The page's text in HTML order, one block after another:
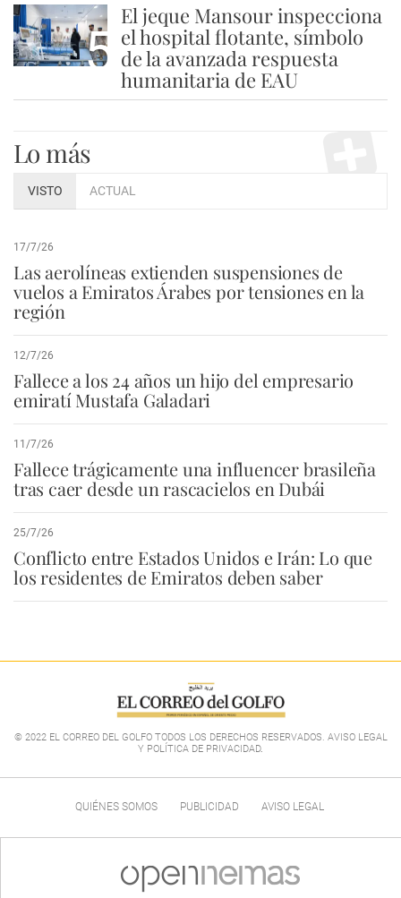
5
El jeque Mansour inspecciona
el hospital flotante, símbolo
de la avanzada respuesta
humanitaria de EAU
Lo más
VISTO ACTUAL
17/7/26
Las aerolíneas extienden suspensiones de
vuelos a Emiratos Árabes por tensiones en la
región
12/7/26
Fallece a los 24 años un hijo del empresario
emiratí Mustafa Galadari
11/7/26
Fallece trágicamente una influencer brasileña
tras caer desde un rascacielos en Dubái
25/7/26
Conflicto entre Estados Unidos e Irán: Lo que
los residentes de Emiratos deben saber
© 2022 EL CORREO DEL GOLFO TODOS LOS DERECHOS RESERVADOS. AVISO LEGAL
Y POLÍTICA DE PRIVACIDAD.
QUIÉNES SOMOS PUBLICIDAD AVISO LEGAL